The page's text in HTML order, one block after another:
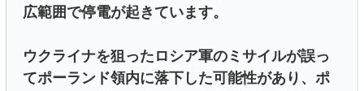
広範囲で停電が起きています。
ウクライナを狙ったロシア軍のミサイルが誤っ
てポーランド領内に落下した可能性があり、ポ